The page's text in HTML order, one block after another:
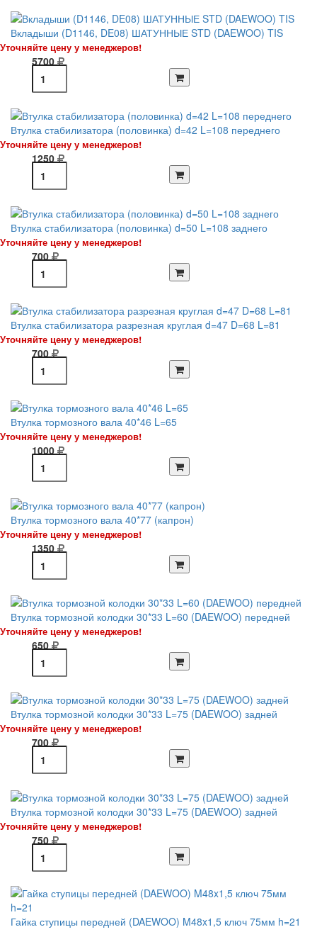
Вкладыши (D1146, DE08) ШАТУННЫЕ STD (DAEWOO) TIS
Уточняйте цену у менеджеров!
5700
Втулка стабилизатора (половинка) d=42 L=108 переднего
Уточняйте цену у менеджеров!
1250
Втулка стабилизатора (половинка) d=50 L=108 заднего
Уточняйте цену у менеджеров!
700
Втулка стабилизатора разрезная круглая d=47 D=68 L=81
Уточняйте цену у менеджеров!
700
Втулка тормозного вала 40*46 L=65
Уточняйте цену у менеджеров!
1000
Втулка тормозного вала 40*77 (капрон)
Уточняйте цену у менеджеров!
1350
Втулка тормозной колодки 30*33 L=60 (DAEWOO) передней
Уточняйте цену у менеджеров!
650
Втулка тормозной колодки 30*33 L=75 (DAEWOO) задней
Уточняйте цену у менеджеров!
700
Втулка тормозной колодки 30*33 L=75 (DAEWOO) задней
Уточняйте цену у менеджеров!
750
Гайка ступицы передней (DAEWOO) M48x1,5 ключ 75мм h=21